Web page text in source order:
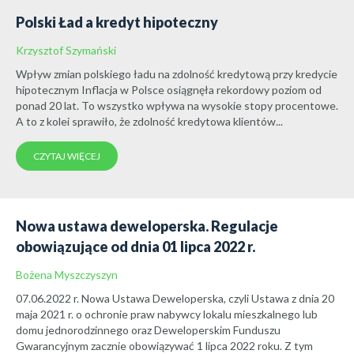
Polski Ład a kredyt hipoteczny
Krzysztof Szymański
Wpływ zmian polskiego ładu na zdolność kredytową przy kredycie
hipotecznym Inflacja w Polsce osiągnęła rekordowy poziom od
ponad 20 lat. To wszystko wpływa na wysokie stopy procentowe.
A to z kolei sprawiło, że zdolność kredytowa klientów...
CZYTAJ WIĘCEJ
Nowa ustawa deweloperska. Regulacje
obowiązujące od dnia 01 lipca 2022 r.
Bożena Myszczyszyn
07.06.2022 r. Nowa Ustawa Deweloperska, czyli Ustawa z dnia 20
maja 2021 r. o ochronie praw nabywcy lokalu mieszkalnego lub
domu jednorodzinnego oraz Deweloperskim Funduszu
Gwarancyjnym zacznie obowiązywać 1 lipca 2022 roku. Z tym